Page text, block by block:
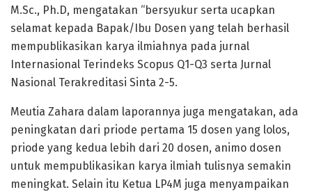
M.Sc., Ph.D, mengatakan “bersyukur serta ucapkan
selamat kepada Bapak/Ibu Dosen yang telah berhasil
mempublikasikan karya ilmiahnya pada jurnal
Internasional Terindeks Scopus Q1-Q3 serta Jurnal
Nasional Terakreditasi Sinta 2-5.
Meutia Zahara dalam laporannya juga mengatakan, ada
peningkatan dari priode pertama 15 dosen yang lolos,
priode yang kedua lebih dari 20 dosen, animo dosen
untuk mempublikasikan karya ilmiah tulisnya semakin
meningkat. Selain itu Ketua LP4M juga menyampaikan